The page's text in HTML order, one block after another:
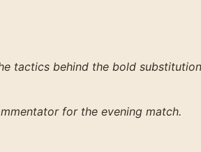
tactics behind the bold
for the evening match.